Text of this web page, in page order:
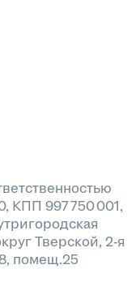
КПП 997 750 001,
Тверской, 2-я
помещ.25